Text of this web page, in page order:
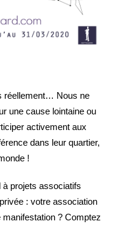
réellement… Nous ne
une cause lointaine ou
activement aux
dans leur quartier,
!
à projets associatifs
: votre association
? Comptez